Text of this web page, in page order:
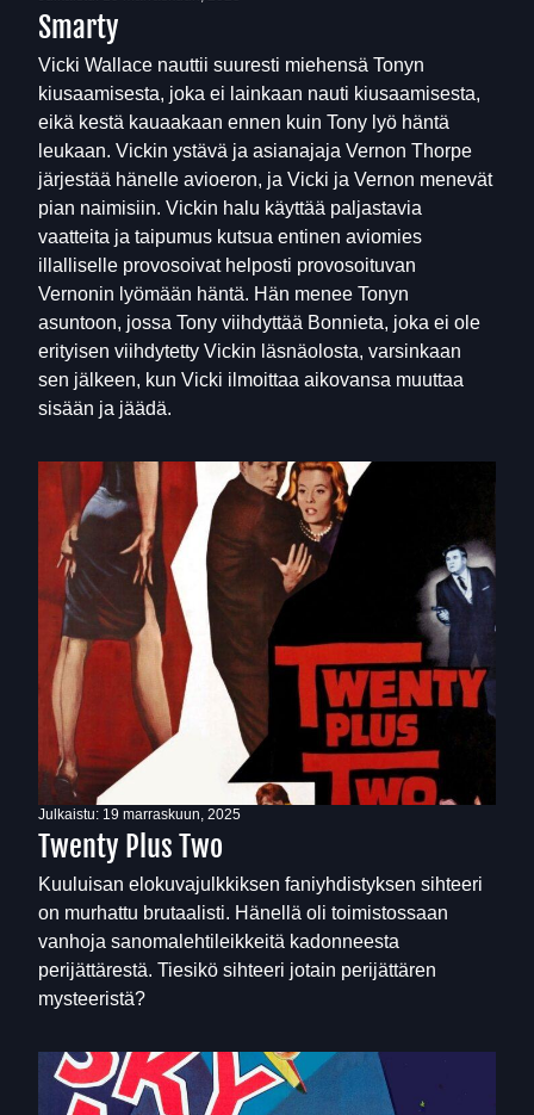
Smarty
Vicki Wallace nauttii suuresti miehensä Tonyn
kiusaamisesta, joka ei lainkaan nauti kiusaamisesta,
eikä kestä kauaakaan ennen kuin Tony lyö häntä
leukaan. Vickin ystävä ja asianajaja Vernon Thorpe
järjestää hänelle avioeron, ja Vicki ja Vernon menevät
pian naimisiin. Vickin halu käyttää paljastavia
vaatteita ja taipumus kutsua entinen aviomies
illalliselle provosoivat helposti provosoituvan
Vernonin lyömään häntä. Hän menee Tonyn
asuntoon, jossa Tony viihdyttää Bonnieta, joka ei ole
erityisen viihdytetty Vickin läsnäolosta, varsinkaan
sen jälkeen, kun Vicki ilmoittaa aikovansa muuttaa
sisään ja jäädä.
Julkaistu: 19 marraskuun, 2025
Twenty Plus Two
Kuuluisan elokuvajulkkiksen faniyhdistyksen sihteeri
on murhattu brutaalisti. Hänellä oli toimistossaan
vanhoja sanomalehtileikkeitä kadonneesta
perijättärestä. Tiesikö sihteeri jotain perijättären
mysteeristä?